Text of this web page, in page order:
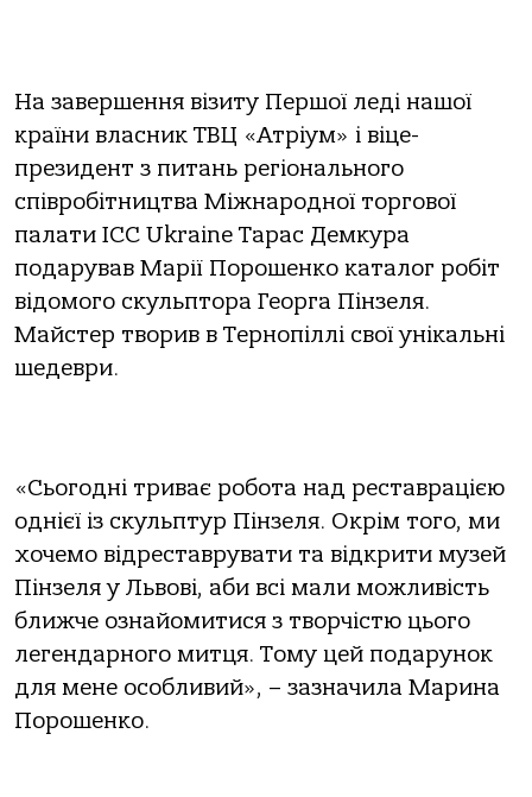
На завершення візиту Першої леді нашої
країни власник ТВЦ «Атріум» і віце-
президент з питань регіонального
співробітництва Міжнародної торгової
палати ICC Ukraine Тарас Демкура
подарував Марії Порошенко каталог робіт
відомого скульптора Георга Пінзеля.
Майстер творив в Тернопіллі свої унікальні
шедеври.
«Сьогодні триває робота над реставрацією
однієї із скульптур Пінзеля. Окрім того, ми
хочемо відреставрувати та відкрити музей
Пінзеля у Львові, аби всі мали можливість
ближче ознайомитися з творчістю цього
легендарного митця. Тому цей подарунок
для мене особливий», – зазначила Марина
Порошенко.